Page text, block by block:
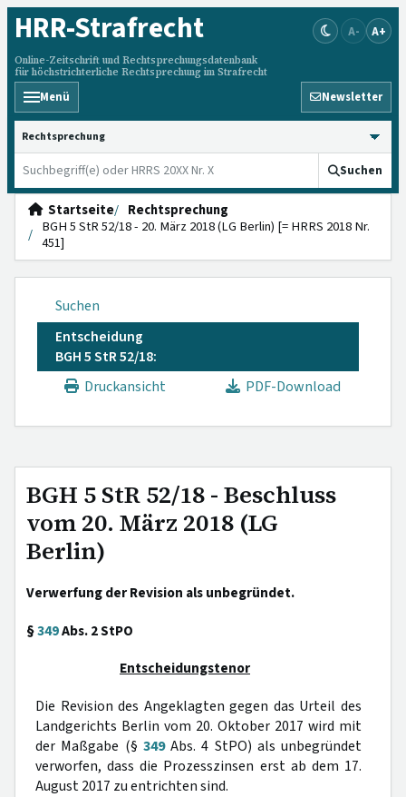
HRR-Strafrecht
Online-Zeitschrift und Rechtsprechungsdatenbank
für höchstrichterliche Rechtsprechung im Strafrecht
A- A+
Menü Newsletter
HRRS durchsuchen
Suchen
Startseite
Rechtsprechung
BGH 5 StR 52/18 - 20. März 2018 (LG Berlin) [= HRRS 2018 Nr.
451]
Suchen
Entscheidung
BGH 5 StR 52/18:
Druckansicht
PDF-Download
BGH 5 StR 52/18 - Beschluss
vom 20. März 2018 (LG
Berlin)
Verwerfung der Revision als unbegründet.
§349Abs. 2 StPO
Entscheidungstenor
Die Revision des Angeklagten gegen das Urteil des
Landgerichts Berlin vom 20. Oktober 2017 wird mit
der Maßgabe (§ 349Abs. 4 StPO) als unbegründet
verworfen, dass die Prozesszinsen erst ab dem 17.
August 2017 zu entrichten sind.